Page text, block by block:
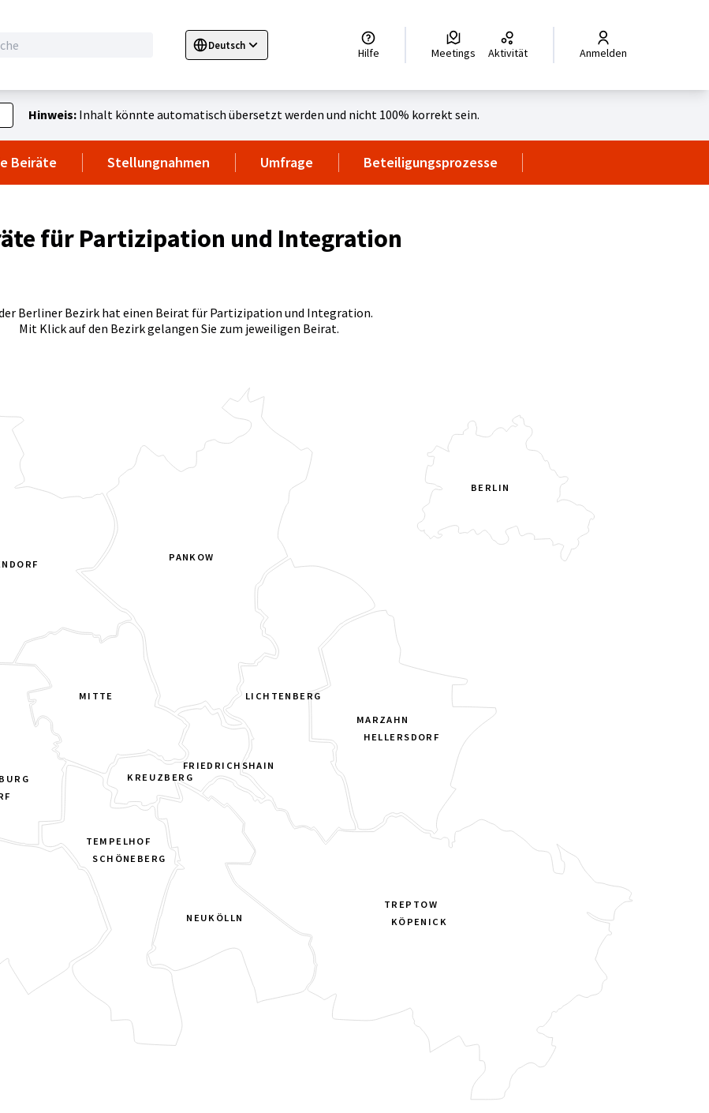
Deutsch
Sprache wählen Elegir el idioma Choisir la langueWybierz język Dil seçinizزبان را انتخاب کنید Hilfe Meetings Aktivität Anmelden
Hinweis: Inhalt könnte automatisch übersetzt werden und nicht 100% korrekt sein.
Beiräte Stellungnahmen Umfrage Beteiligungsprozesse
für Partizipation und Integration
Berliner Bezirk hat einen Beirat für Partizipation und Integration.
Mit Klick auf den Bezirk gelangen Sie zum jeweiligen Beirat.
TEMPELHOF
SCHÖNEBERG
MARZAHN
HELLERSDORF
TREPTOW
KÖPENICK
PANKOW
NEUKÖLLN
LICHTENBERG
FRIEDRICHSHAIN
KREUZBERG
MITTE
BERLIN